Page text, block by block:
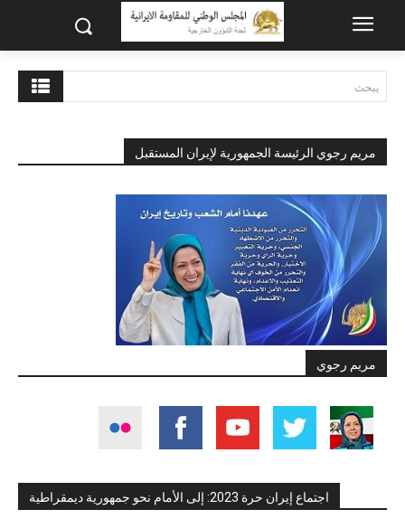
يبحث
مريم رجوي الرئيسة الجمهورية لإيران المستقبل
مريم رجوي
اجتماع إيران حرة 2023: إلى الأمام نحو جمهورية ديمقراطية